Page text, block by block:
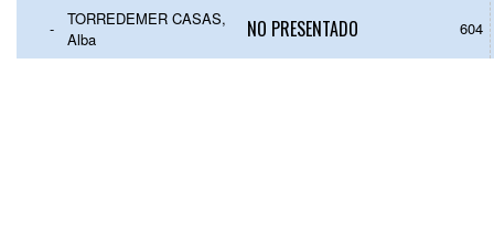
-
TORREDEMER CASAS,
Alba
NO PRESENTADO 604